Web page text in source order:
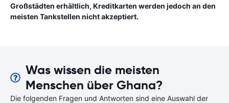
Großstädten erhältlich, Kreditkarten werden jedoch an den
meisten Tankstellen nicht akzeptiert.
Was wissen die meisten
Menschen über Ghana?
Die folgenden Fragen und Antworten sind eine Auswahl der